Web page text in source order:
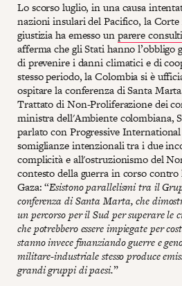
Lo scorso luglio, in una causa
nazioni insulari del Pacifico, la
giustizia ha emesso unparere
afferma che gli Stati hanno
di prevenire i danni climatici e di
stesso periodo, la Colombia si è
ospitare la conferenza di Santa
Trattato di Non-Proliferazione dei
ministra dell'Ambiente colombiana,
parlato con Progressive
somiglianze intenzionali tra i due
complicità e all'ostruzionismo del
contesto della guerra in corso
Gaza: “Esistono parallelismi tra il
conferenza di Santa Marta, che
un percorso per il Sud per superare
che potrebbero essere impiegate per
stanno invece finanziando guerre e
militare-industriale stesso produce
grandi gruppi di paesi.”